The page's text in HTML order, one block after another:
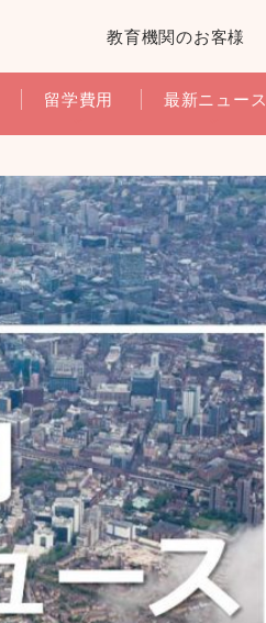
教育機関のお客様
留学費用 最新ニュース